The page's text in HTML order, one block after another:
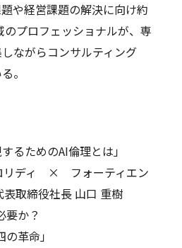
や経営課題の解決に向け約
プロフェッショナルが、専
ながらコンサルティング
。
るためのAI倫理とは」
リディ × フォーティエン
取締役社長 山口 重樹
要か？
革命」